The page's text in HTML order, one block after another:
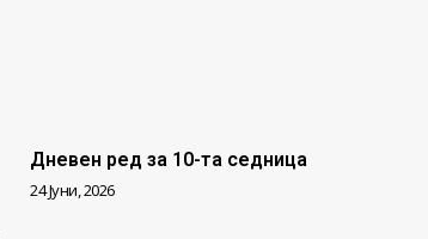
Дневен ред за 10-та седница
24 Јуни, 2026